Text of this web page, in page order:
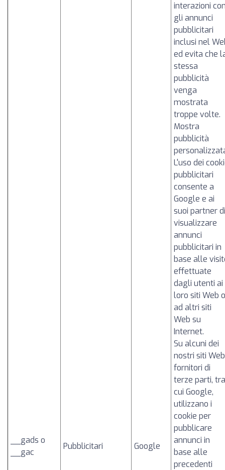
__gads o
__gac
Pubblicitari Google
interazioni
gli annunci
pubblicitari
inclusi nel
ed evita che
stessa
pubblicità
venga
mostrata
troppe volte.
Mostra
pubblicità
L'uso dei
pubblicitari
consente a
Google e ai
suoi partner di
visualizzare
annunci
pubblicitari in
base alle
effettuate
dagli utenti ai
loro siti Web o
ad altri siti
Web su
Internet.
Su alcuni dei
nostri siti
fornitori di
terze parti, tra
cui Google,
utilizzano i
cookie per
pubblicare
annunci in
base alle
precedenti